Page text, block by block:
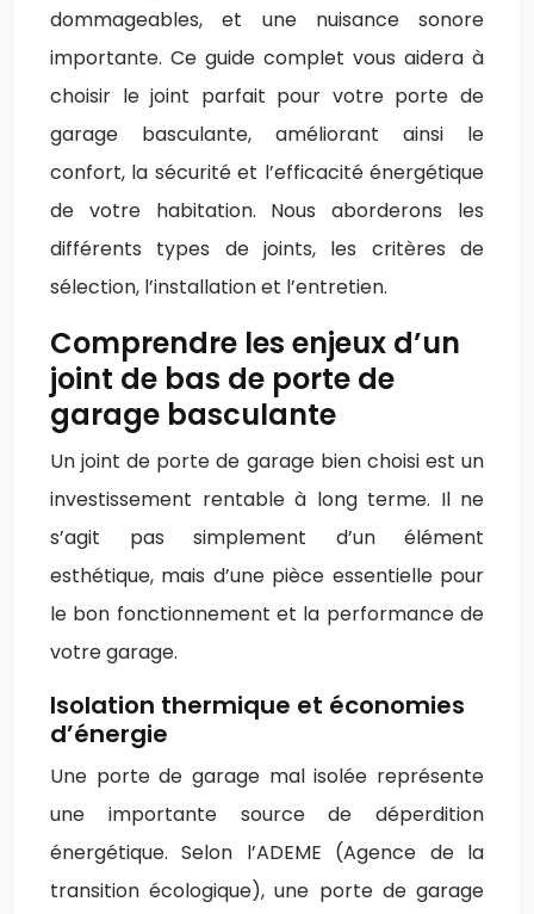
dommageables, et une nuisance sonore
importante. Ce guide complet vous aidera à
choisir le joint parfait pour votre porte de
garage basculante, améliorant ainsi le
confort, la sécurité et l’efficacité énergétique
de votre habitation. Nous aborderons les
différents types de joints, les critères de
sélection, l’installation et l’entretien.
Comprendre les enjeux d’un
joint de bas de porte de
garage basculante
Un joint de porte de garage bien choisi est un
investissement rentable à long terme. Il ne
s’agit pas simplement d’un élément
esthétique, mais d’une pièce essentielle pour
le bon fonctionnement et la performance de
votre garage.
Isolation thermique et économies
d’énergie
Une porte de garage mal isolée représente
une importante source de déperdition
énergétique. Selon l’ADEME (Agence de la
transition écologique), une porte de garage